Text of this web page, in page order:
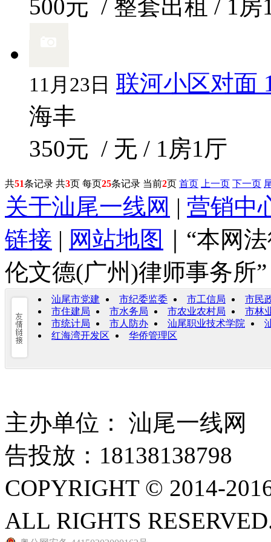
500元 / 整套出租 / 1房
11月23日 联河小区对面
海丰
350元 / 无 / 1房1厅
共51条记录 共3页 每页25条记录 当前2页 首页 上一页 下一页
关于汕尾一线网 | 营销中
链接 | 网站地图
｜“本网
伦文德(广州)律师事务所”
汕尾市党建 市纪委监委 市工信局
市民
市住建局
市水务局 市农业农村局
市林
市统计局
市人防办 汕尾职业技术学院
红海湾开发区
华侨管理区
主办单位： 汕尾一线网
告投放：18138138798
COPYRIGHT © 2014-
ALL RIGHTS